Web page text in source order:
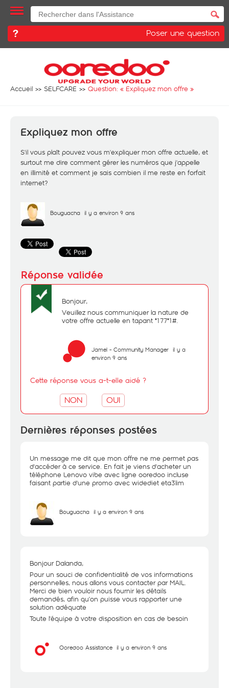
Poser une question
Accueil SELFCARE Question: « Expliquez mon offre »
Expliquez mon offre
S'il vous plaît pouvez vous m'expliquer mon offre actuelle, et
surtout me dire comment gérer les numéros que j'appelle
en illimité et comment je sais combien il me reste en forfait
internet?
Bouguacha il y a environ 9 ans
Bonjour,
Veuillez nous communiquer la nature de
votre offre actuelle en tapant *177*1#.
Jamel - Community Manager il y a
environ 9 ans
Cette réponse vous a-t-elle aidé ?
NON OUI
Dernières réponses postées
Un message me dit que mon offre ne me permet pas
d'accéder à ce service. En fait je viens d'acheter un
téléphone Lenovo vibe avec ligne ooredoo incluse
faisant partie d'une promo avec widediet eta3lim
Bouguacha il y a environ 9 ans
Bonjour Dalanda,
Pour un souci de confidentialité de vos informations
personnelles, nous allons vous contacter par MAIL.
Merci de bien vouloir nous fournir les détails
demandés, afin qu’on puisse vous rapporter une
solution adéquate
Toute l'équipe à votre disposition en cas de besoin
Ooredoo Assistance il y a environ 9 ans